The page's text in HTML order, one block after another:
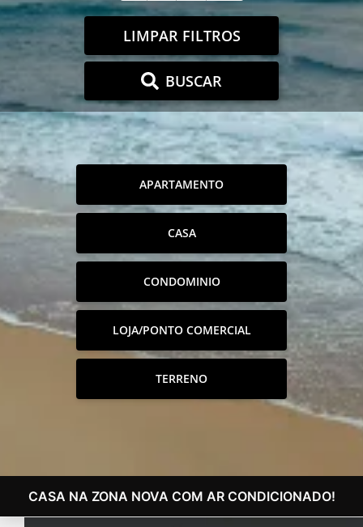
LIMPAR FILTROS
BUSCAR
APARTAMENTO
CASA
CONDOMINIO
LOJA/PONTO COMERCIAL
TERRENO
CASA NA ZONA NOVA COM AR CONDICIONADO!